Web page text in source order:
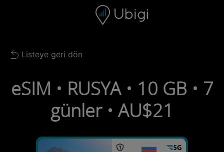
Gezinme çubuğu Alt bilgi
Back to list
Listeye geri dön
eSIM • RUSYA • 10 GB • 7
günler • AU$21